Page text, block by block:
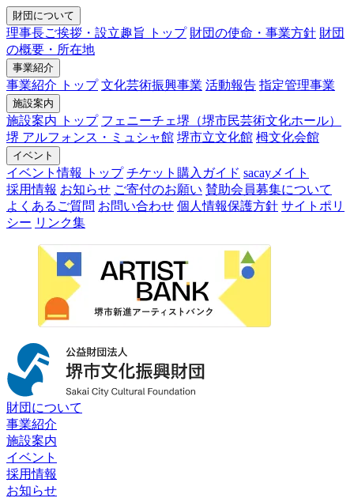
財団について
理事長ご挨拶・設立趣旨 トップ 財団の使命・事業方針 財団
の概要・所在地
事業紹介
事業紹介 トップ 文化芸術振興事業 活動報告 指定管理事業
施設案内
施設案内 トップ フェニーチェ堺（堺市民芸術文化ホール）
堺 アルフォンス・ミュシャ館 堺市立文化館 栂文化会館
イベント
イベント情報 トップ チケット購入ガイド sacayメイト
採用情報 お知らせ ご寄付のお願い 賛助会員募集について
よくあるご質問 お問い合わせ 個人情報保護方針 サイトポリ
シー リンク集
財団について
事業紹介
施設案内
イベント
採用情報
お知らせ